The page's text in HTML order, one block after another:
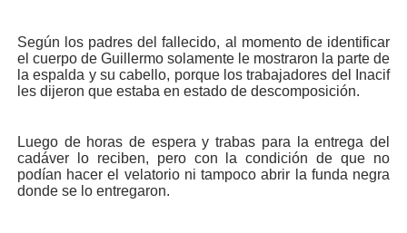
Según los padres del fallecido, al momento de identificar
el cuerpo de Guillermo solamente le mostraron la parte de
la espalda y su cabello, porque los trabajadores del Inacif
les dijeron que estaba en estado de descomposición.
Luego de horas de espera y trabas para la entrega del
cadáver lo reciben, pero con la condición de que no
podían hacer el velatorio ni tampoco abrir la funda negra
donde se lo entregaron.